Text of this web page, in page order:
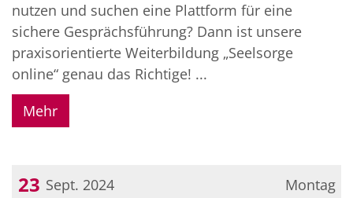
nutzen und suchen eine Plattform für eine
sichere Gesprächsführung? Dann ist unsere
praxisorientierte Weiterbildung „Seelsorge
online“ genau das Richtige! ...
Mehr
Montag
23 Sept. 2024